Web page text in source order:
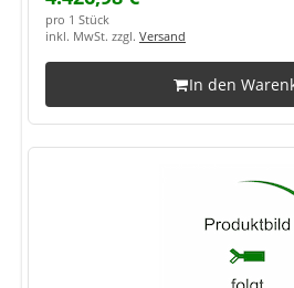
pro 1 Stück
inkl. MwSt. zzgl. Versand
In den